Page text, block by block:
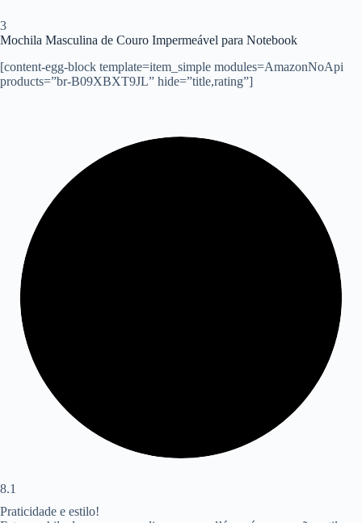
3
Mochila Masculina de Couro Impermeável para Notebook
[content-egg-block template=item_simple modules=AmazonNoApi
products=”br-B09XBXT9JL” hide=”title,rating”]
8.1
Praticidade e estilo!